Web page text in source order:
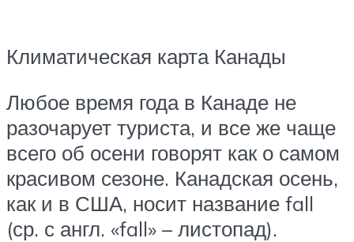
Климатическая карта Канады
Любое время года в Канаде не
разочарует туриста, и все же чаще
всего об осени говорят как о самом
красивом сезоне. Канадская осень,
как и в США, носит название fall
(ср. с англ. «fall» – листопад).